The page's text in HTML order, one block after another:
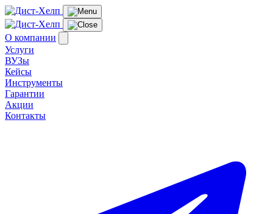
О компании
Услуги
ВУЗы
Кейсы
Инструменты
Гарантии
Акции
Контакты